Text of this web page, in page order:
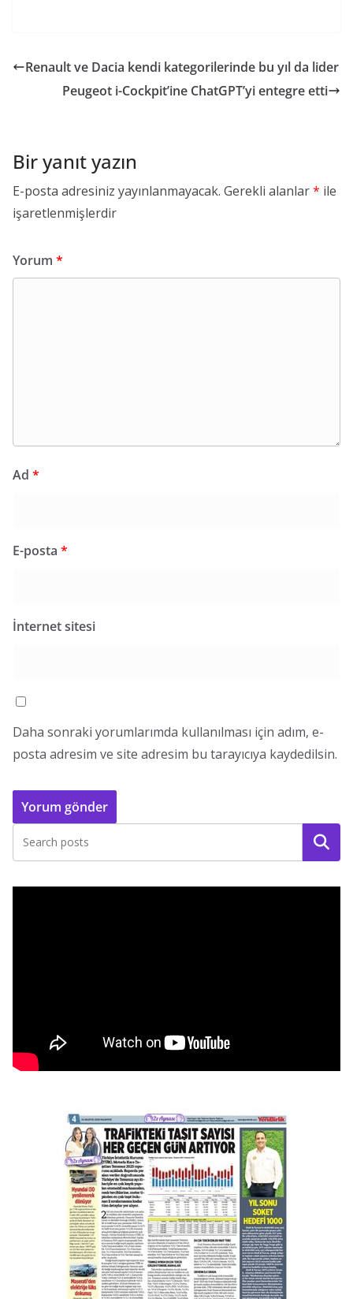
Renault ve Dacia kendi kategorilerinde bu yıl da lider
Peugeot i-Cockpit’ine ChatGPT’yi entegre etti
Bir yanıt yazın
E-posta adresiniz yayınlanmayacak. Gerekli alanlar* ile
işaretlenmişlerdir
Yorum *
Ad *
E-posta *
İnternet sitesi
Daha sonraki yorumlarımda kullanılması için adım, e-
posta adresim ve site adresim bu tarayıcıya kaydedilsin.
Ara